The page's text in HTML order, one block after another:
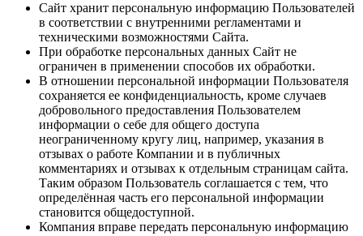
Сайт хранит персональную информацию Пользователей
в соответствии с внутренними регламентами и
техническими возможностями Сайта.
При обработке персональных данных Сайт не
ограничен в применении способов их обработки.
В отношении персональной информации Пользователя
сохраняется ее конфиденциальность, кроме случаев
добровольного предоставления Пользователем
информации о себе для общего доступа
неограниченному кругу лиц, например, указания в
отзывах о работе Компании и в публичных
комментариях и отзывах к отдельным страницам сайта.
Таким образом Пользователь соглашается с тем, что
определённая часть его персональной информации
становится общедоступной.
Компания вправе передать персональную информацию